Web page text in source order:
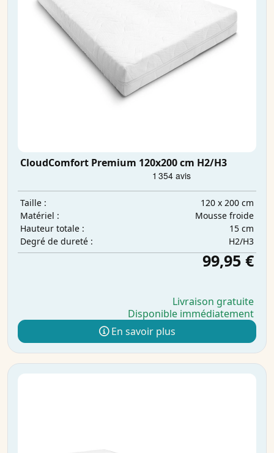
CloudComfort Premium 120x200 cm H2/H3
Taille :
120 x 200 cm
Matériel :
Mousse froide
Hauteur totale :
15 cm
Degré de dureté :
H2/H3
99,95 €
Livraison gratuite
Disponible immédiatement
En savoir plus